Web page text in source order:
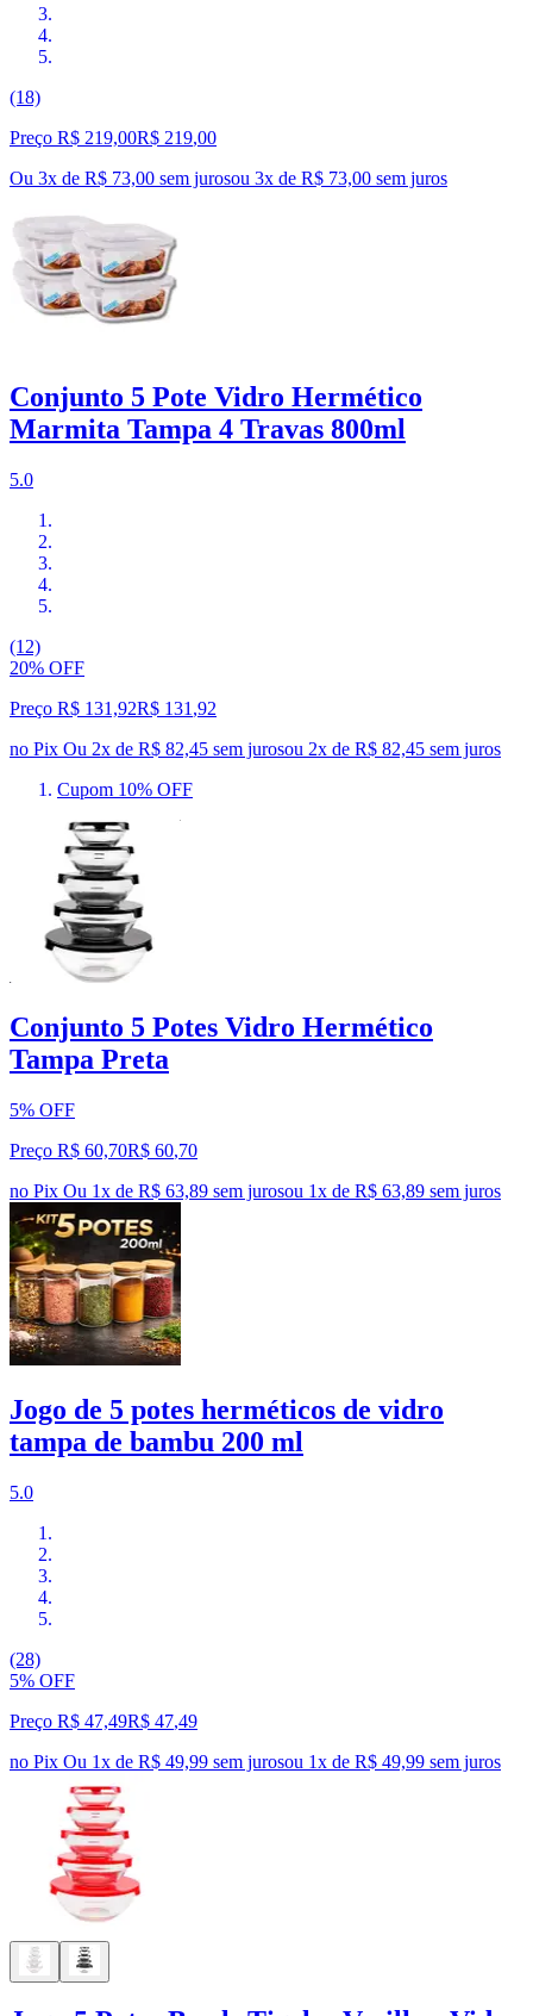
(18)
Preço R$ 219,00R$ 219,00
Ou 3x de R$ 73,00 sem jurosou 3x de R$ 73,00 sem juros
Conjunto 5 Pote Vidro Hermético
Marmita Tampa 4 Travas 800ml
5.0
(12)
20% OFF
Preço R$ 131,92R$ 131 ,92
no Pix Ou 2x de R$ 82,45 sem jurosou 2x de R$ 82,45 sem juros
Cupom 10% OFF
Conjunto 5 Potes Vidro Hermético
Tampa Preta
5% OFF
Preço R$ 60,70R$ 60,70
no Pix Ou 1x de R$ 63,89 sem jurosou 1x de R$ 63,89 sem juros
Jogo de 5 potes herméticos de vidro
tampa de bambu 200 ml
5.0
(28)
5% OFF
Preço R$ 47,49R$ 47,49
no Pix Ou 1x de R$ 49,99 sem jurosou 1x de R$ 49,99 sem juros